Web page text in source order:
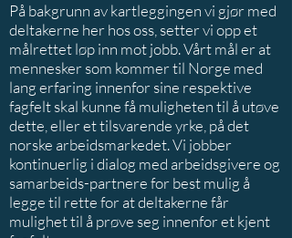
På bakgrunn av kartleggingen vi gjør med
deltakerne her hos oss, setter vi opp et
målrettet løp inn mot jobb. Vårt mål er at
mennesker som kommer til Norge med
lang erfaring innenfor sine respektive
fagfelt skal kunne få muligheten til å utøve
dette, eller et tilsvarende yrke, på det
norske arbeidsmarkedet. Vi jobber
kontinuerlig i dialog med arbeidsgivere og
samarbeids-partnere for best mulig å
legge til rette for at deltakerne får
mulighet til å prøve seg innenfor et kjent